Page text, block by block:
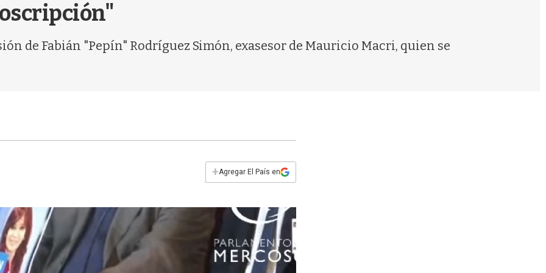
de Fabián "Pepín" Rodríguez Simón, exasesor de Mauricio Macri, quien se
+Agregar El País en